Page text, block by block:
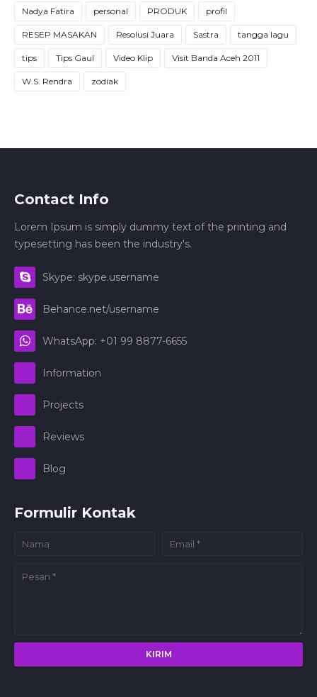
Nadya Fatira personal PRODUK profil
RESEP MASAKAN Resolusi Juara Sastra tangga lagu
tips Tips Gaul Video Klip Visit Banda Aceh 2011
W.S. Rendra zodiak
Contact Info
Lorem Ipsum is simply dummy text of the printing and
typesetting has been the industry's.
Skype: skype.username
Behance.net/username
WhatsApp: +01 99 8877-6655
Information
Projects
Reviews
Blog
Formulir Kontak